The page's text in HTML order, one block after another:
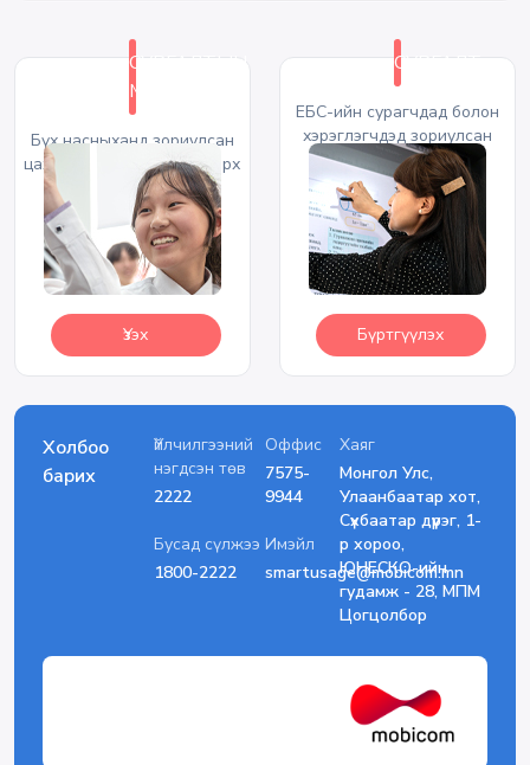
СУРГАЛТЫН
МАТЕРИАЛ
Бүх насныханд зориулсан
цахим хэрэглээний талаарх
контентууд
Үзэх
СУРГАЛТ
ЕБС-ийн сурагчдад болон
хэрэглэгчдэд зориулсан
танхимын сургалтууд
Бүртгүүлэх
Холбоо
барих
Үйлчилгээний
нэгдсэн төв
2222
Бусад сүлжээ
1800-2222
Оффис
7575-
9944
Имэйл
smartusage@mobicom.mn
Хаяг
Монгол Улс,
Улаанбаатар хот,
Сүхбаатар дүүрэг, 1-
р хороо,
ЮНЕСКО-ийн
гудамж - 28, МПМ
Цогцолбор